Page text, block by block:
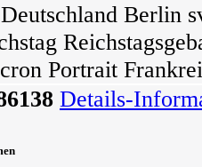
Deutschland Berlin
Portrait
Details-